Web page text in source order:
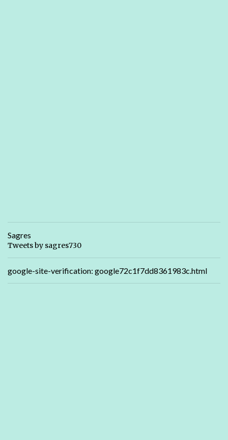
Sagres
Tweets by sagres730
google-site-verification: google72c1f7dd8361983c.html